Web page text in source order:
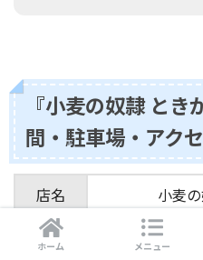
『小麦の奴隷 と
間・駐車場・アク
店名 小麦
住所
埼玉県比企郡
ホーム メニュー